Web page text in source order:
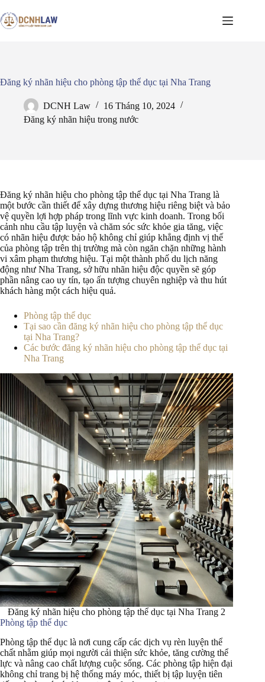
đến
phần
Đăng ký nhãn hiệu cho phòng tập thể dục tại Nha Trang
DCNH Law
16 Tháng 10, 2024
Đăng ký nhãn hiệu trong nước
Đăng ký nhãn hiệu cho phòng tập thể dục tại Nha Trang là
một bước cần thiết để xây dựng thương hiệu riêng biệt và bảo
vệ quyền lợi hợp pháp trong lĩnh vực kinh doanh. Trong bối
cảnh nhu cầu tập luyện và chăm sóc sức khỏe gia tăng, việc
có nhãn hiệu được bảo hộ không chỉ giúp khẳng định vị thế
của phòng tập trên thị trường mà còn ngăn chặn những hành
vi xâm phạm thương hiệu. Tại một thành phố du lịch năng
động như Nha Trang, sở hữu nhãn hiệu độc quyền sẽ góp
phần nâng cao uy tín, tạo ấn tượng chuyên nghiệp và thu hút
khách hàng một cách hiệu quả.
Phòng tập thể dục
Tại sao cần đăng ký nhãn hiệu cho phòng tập thể dục
tại Nha Trang?
Các bước đăng ký nhãn hiệu cho phòng tập thể dục tại
Nha Trang
Đăng ký nhãn hiệu cho phòng tập thể dục tại Nha Trang 2
Phòng tập thể dục
Phòng tập thể dục là nơi cung cấp các dịch vụ rèn luyện thể
chất nhằm giúp mọi người cải thiện sức khỏe, tăng cường thể
lực và nâng cao chất lượng cuộc sống. Các phòng tập hiện đại
không chỉ trang bị hệ thống máy móc, thiết bị tập luyện tiên